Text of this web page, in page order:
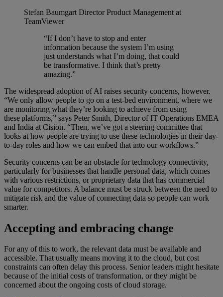
Stefan Baumgart Director Product Management at
TeamViewer
“If I don’t have to stop and enter
information because the system I’m using
just understands what I’m doing, that could
be transformative. I think that’s pretty
amazing.”
The widespread adoption of AI raises security concerns, however.
“We only allow people to go on a test-bed environment, where we
are monitoring what they’re looking to achieve from using
these platforms,” says Peter Smith, Director of IT Operations EMEA
and India at Cision. “Then, we’ve got a steering committee that
looks at how people are trying to use these technologies in their day-
to-day roles and how we can embed that into our workflows.”
Security concerns can be an obstacle for technology connectivity,
particularly for businesses that handle personal data, which comes
with various restrictions, or proprietary data that has commercial
value for competitors. A balance must be struck between the need to
mitigate risk and the value of connecting data so people can work
smarter.
Accepting and embracing change
For any of this to work, the relevant data must be available and
accessible. That usually means moving it to the cloud, but cost
constraints can often delay this process. Senior leaders might hesitate
because of the initial costs of transformation, or they might be
concerned about the ongoing costs of cloud storage.